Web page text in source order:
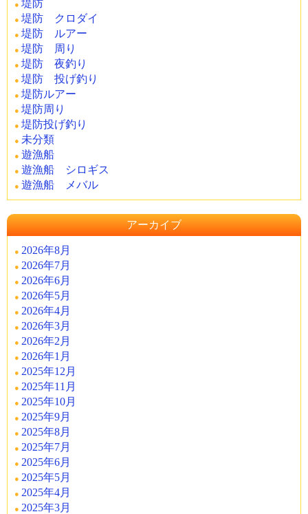
堤防
堤防 クロダイ
堤防 ルアー
堤防 周り
堤防 夜釣り
堤防 投げ釣り
堤防ルアー
堤防周り
堤防投げ釣り
未分類
遊漁船
遊漁船 シロギス
遊漁船 メバル
アーカイブ
2026年8月
2026年7月
2026年6月
2026年5月
2026年4月
2026年3月
2026年2月
2026年1月
2025年12月
2025年11月
2025年10月
2025年9月
2025年8月
2025年7月
2025年6月
2025年5月
2025年4月
2025年3月